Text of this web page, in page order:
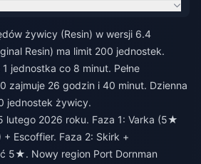
żywicy (Resin) w wersji 6.4
Resin) ma limit 200 jednostek.
jednostka co 8 minut. Pełne
zajmuje 26 godzin i 40 minut. Dzienna
jednostek żywicy.
lutego 2026 roku. Faza 1: Varka (5★
+ Escoffier. Faza 2: Skirk +
5★. Nowy region Port Dornman